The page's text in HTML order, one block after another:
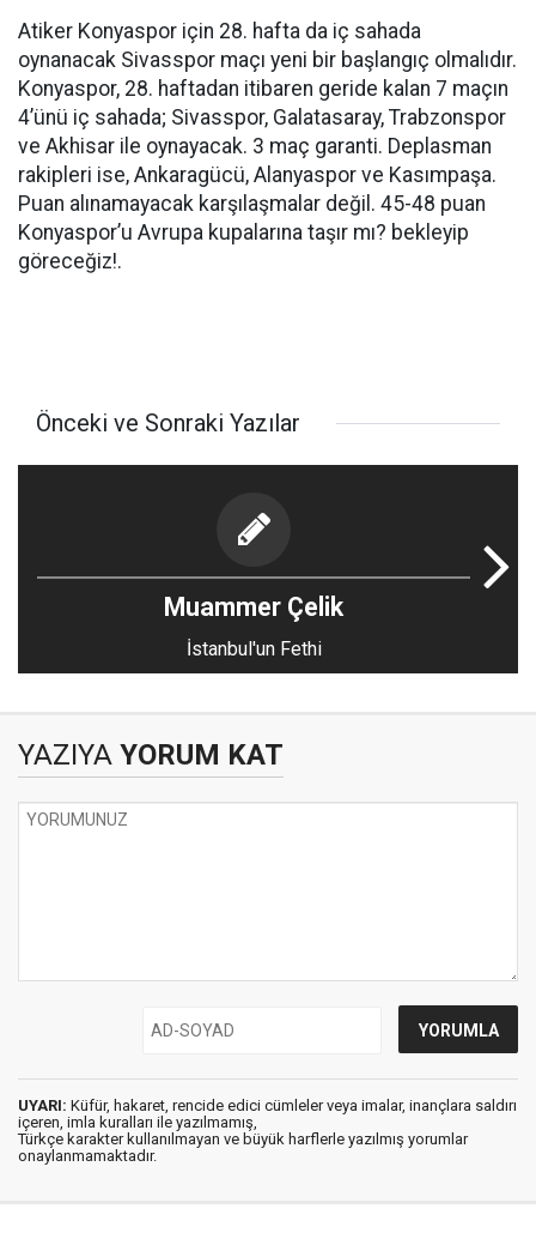
Atiker Konyaspor için 28. hafta da iç sahada
oynanacak Sivasspor maçı yeni bir başlangıç olmalıdır.
Konyaspor, 28. haftadan itibaren geride kalan 7 maçın
4’ünü iç sahada; Sivasspor, Galatasaray, Trabzonspor
ve Akhisar ile oynayacak. 3 maç garanti. Deplasman
rakipleri ise, Ankaragücü, Alanyaspor ve Kasımpaşa.
Puan alınamayacak karşılaşmalar değil. 45-48 puan
Konyaspor’u Avrupa kupalarına taşır mı? bekleyip
göreceğiz!.
Önceki ve Sonraki Yazılar
Muammer Çelik
İstanbul'un Fethi
YAZIYA YORUM KAT
UYARI: Küfür, hakaret, rencide edici cümleler veya imalar, inançlara saldırı
içeren, imla kuralları ile yazılmamış,
Türkçe karakter kullanılmayan ve büyük harflerle yazılmış yorumlar
onaylanmamaktadır.